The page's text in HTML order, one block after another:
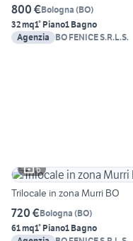
800 €Bologna (BO)
32 mq1° Piano1 Bagno
Agenzia
BO FENICE S.R.L.S.
6
Trilocale in zona Murri BO
720 €Bologna (BO)
61 mq1° Piano1 Bagno